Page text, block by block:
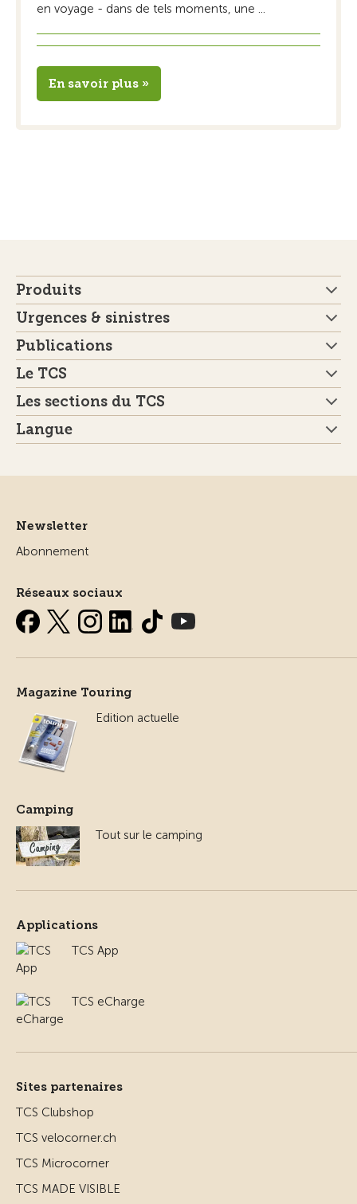
en voyage - dans de tels moments, une ...
En savoir plus »
Produits
Urgences & sinistres
Publications
Le TCS
Les sections du TCS
Langue
Newsletter
Abonnement
Réseaux sociaux
Magazine Touring
Edition actuelle
Camping
Tout sur le camping
Applications
TCS App
TCS eCharge
Sites partenaires
TCS Clubshop
TCS velocorner.ch
TCS Microcorner
TCS MADE VISIBLE